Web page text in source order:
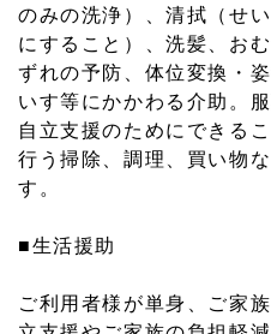
のみの洗浄）、清拭（せ
にすること）、洗髪、お
ずれの予防、体位変換・
いす等にかかわる介助。
自立支援のためにできる
行う掃除、調理、買い物
す。
■生活援助
ご利用者様が単身、ご家